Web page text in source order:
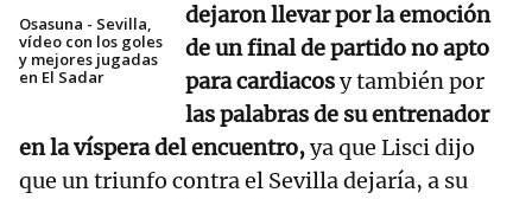
Osasuna - Sevilla,
vídeo con los goles
y mejores jugadas
en El Sadar
dejaron llevar por la emoción
de un final de partido no apto
para cardiacosy también por
las palabras de su entrenador
en la víspera del encuentro,ya que Lisci dijo
que un triunfo contra el Sevilla dejaría, a su